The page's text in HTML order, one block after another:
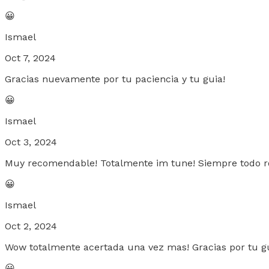
😀
Ismael
Oct 7, 2024
Gracias nuevamente por tu paciencia y tu guia!
😀
Ismael
Oct 3, 2024
Muy recomendable! Totalmente im tune! Siempre todo
😀
Ismael
Oct 2, 2024
Wow totalmente acertada una vez mas! Gracias por tu